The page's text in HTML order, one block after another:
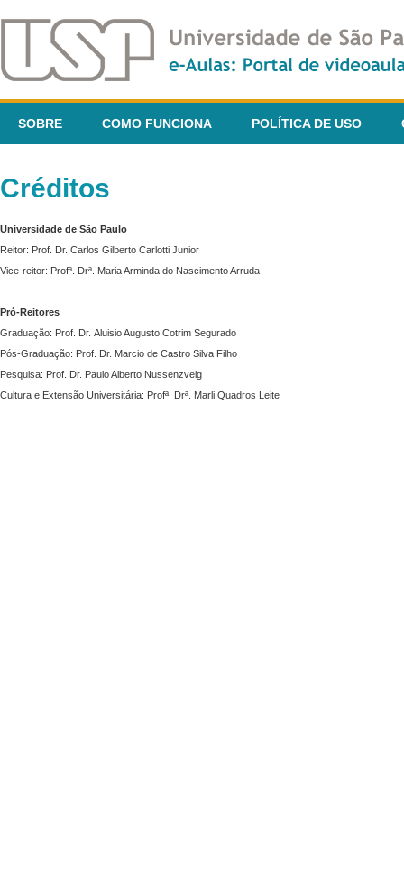
SOBRE COMO FUNCIONA POLÍTICA DE USO
Créditos
Universidade de São Paulo
Reitor: Prof. Dr. Carlos Gilberto Carlotti Junior
Vice-reitor: Profª. Drª. Maria Arminda do Nascimento Arruda
Pró-Reitores
Graduação: Prof. Dr. Aluisio Augusto Cotrim Segurado
Pós-Graduação: Prof. Dr. Marcio de Castro Silva Filho
Pesquisa: Prof. Dr. Paulo Alberto Nussenzveig
Cultura e Extensão Universitária: Profª. Drª. Marli Quadros Leite